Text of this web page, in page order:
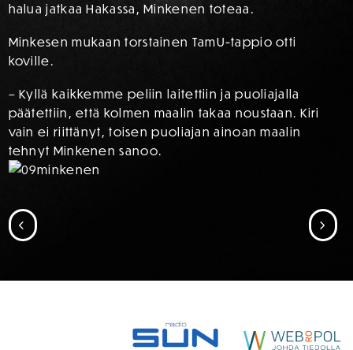
halua jatkaa Hakassa, Minkenen toteaa.
Minkesen mukaan torstainen TamU-tappio otti
koville.
– Kyllä kaikkemme peliin laitettiin ja puoliajalla
päätettiin, että kolmen maalin takaa noustaan. Kiri
vain ei riittänyt, toisen puoliajan ainoan maalin
tehnyt Minkenen sanoo.
SIIRRY EDELLISEEN